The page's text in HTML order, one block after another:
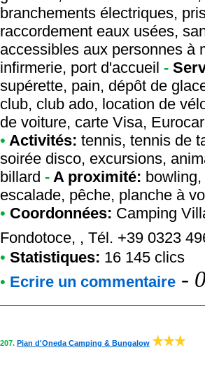
branchements électriques,
raccordement eaux usées,
accessibles aux personnes à
infirmerie, port d'accueil -
supérette, pain, dépôt de
club, club ado, location de
de voiture, carte Visa,
• Activités: tennis, tennis de
soirée disco, excursions,
billard - A proximité:
escalade, pêche, planche à
• Coordonnées: Camping
Fondotoce, , Tél. +39 0323
• Statistiques: 16 145 clics
• Ecrire un commentaire -
207. Pian d'Oneda Camping & Bungalow